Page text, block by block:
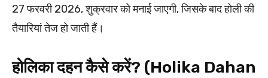
27 फरवरी 2026, शुक्रवार को मनाई जाएगी, जिसके बाद होली की
तैयारियां तेज हो जाती हैं।
होलिका दहन कैसे करें? (Holika Dahan